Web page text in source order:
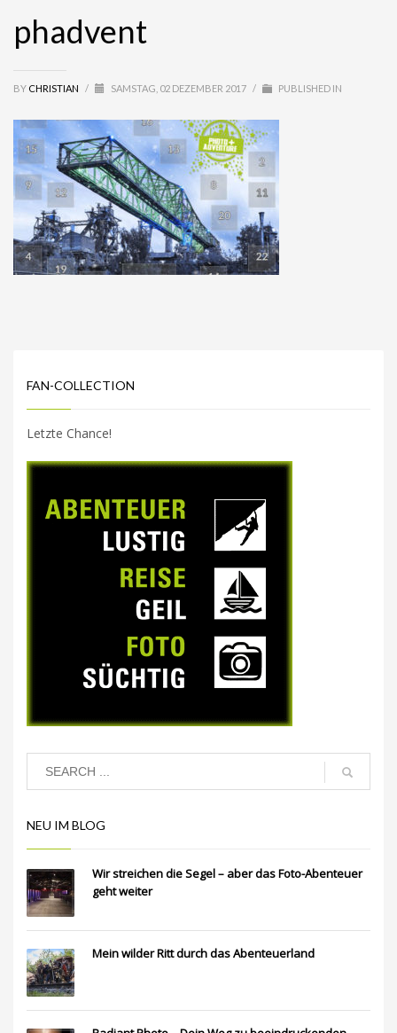
phadvent
BY CHRISTIAN / SAMSTAG, 02 DEZEMBER 2017 / PUBLISHED IN
FAN-COLLECTION
Letzte Chance!
NEU IM BLOG
Wir streichen die Segel – aber das Foto-Abenteuer
geht weiter
Mein wilder Ritt durch das Abenteuerland